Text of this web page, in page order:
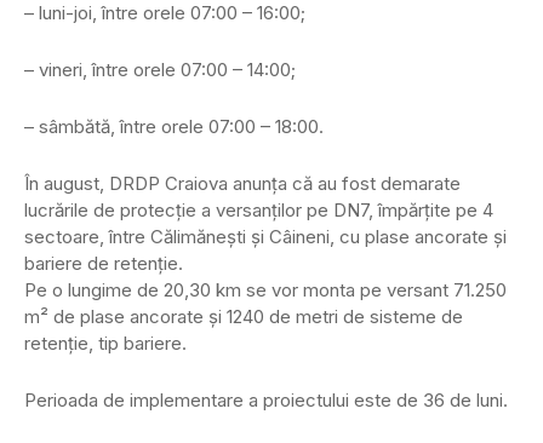
– luni-joi, între orele 07:00 – 16:00;
– vineri, între orele 07:00 – 14:00;
– sâmbătă, între orele 07:00 – 18:00.
În august, DRDP Craiova anunța că au fost demarate
lucrările de protecție a versanților pe DN7, împărțite pe 4
sectoare, între Călimănești și Câineni, cu plase ancorate și
bariere de retenție.
Pe o lungime de 20,30 km se vor monta pe versant 71.250
m² de plase ancorate și 1240 de metri de sisteme de
retenție, tip bariere.
Perioada de implementare a proiectului este de 36 de luni.